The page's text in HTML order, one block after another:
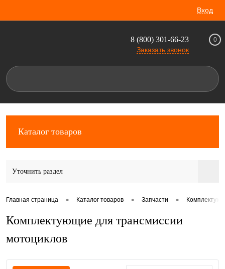
Вход
8 (800) 301-66-23
Заказать звонок
0
Каталог товаров
Уточнить раздел
Главная страница • Каталог товаров • Запчасти •
Комплектующие для трансмиссии
мотоциклов